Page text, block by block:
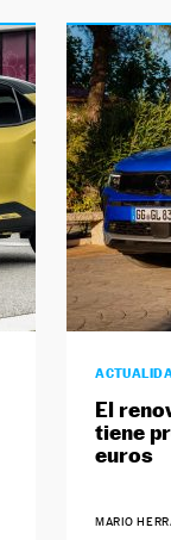
El
tiene
euros
MARIO